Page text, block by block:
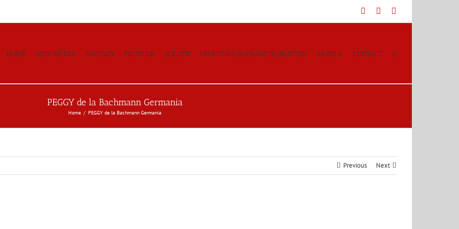
FacebookYouTube
HOME DESPRE NOI NOUTATI PRODUSE SOLUTII FRONTURI/SUPRAFETE/BLATURI MOBILA CONTACT
PEGGY de la Bachmann Germania
Home PEGGY de la Bachmann Germania
Previous Next